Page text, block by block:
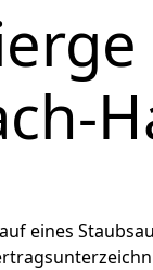
eines